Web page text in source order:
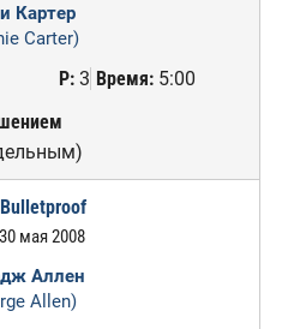
Картер
Carter)
Р:3 Время:5:00
мая 2008
Аллен
Allen)